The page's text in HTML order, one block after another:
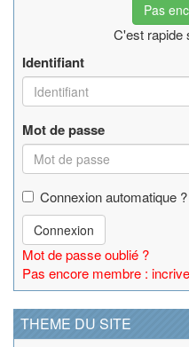
Pas
C'est rapide
Identifiant
Mot de passe
Connexion automatique ?
Connexion
Mot de passe oublié ?
Pas encore membre :
THEME DU SITE